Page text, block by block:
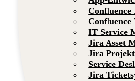
Confluence
IT Service
Jira Asset
Jira
Service
Jira